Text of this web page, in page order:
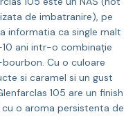
de imbatranire), pe
informatia ca single malt
ani intr-o combinație
Cu o culoare
si caramel si un gust
105 are un finish
o aroma persistenta de